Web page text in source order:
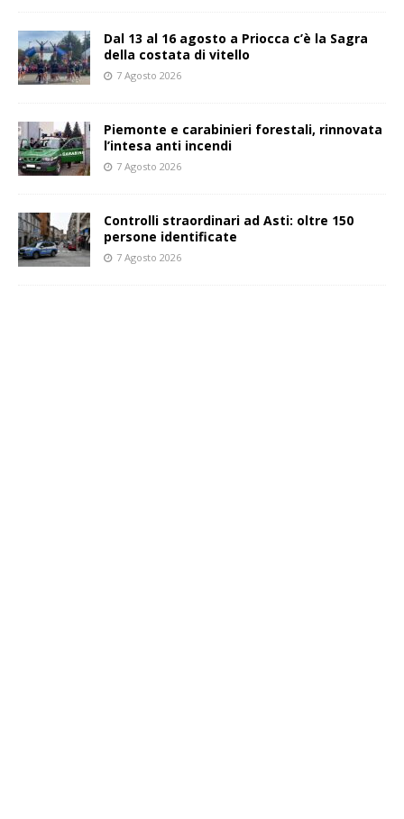
Dal 13 al 16 agosto a Priocca c’è la Sagra
della costata di vitello
7 Agosto 2026
Piemonte e carabinieri forestali, rinnovata
l’intesa anti incendi
7 Agosto 2026
Controlli straordinari ad Asti: oltre 150
persone identificate
7 Agosto 2026